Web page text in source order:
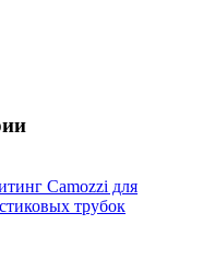
Camozzi для
трубок